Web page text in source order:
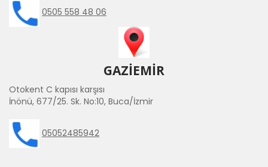
0505 558 48 06
GAZİEMİR
Otokent C kapısı karşısı
İnönü, 677/25. Sk. No:10, Buca/İzmir
05052485942